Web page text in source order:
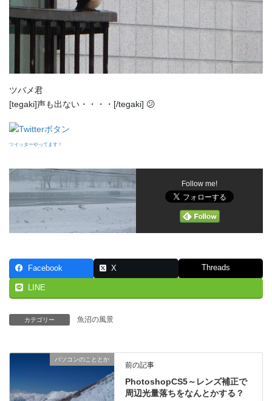
ツバメ君
[tegaki]声も出ない・・・・[/tegaki] 😕
ツイッターやってます！
Follow me!
Facebook X Threads
LINE
カテゴリー 魚沼の風景
パソコンのこととか
前の記事
PhotoshopCS5～レンズ補正で
周辺光量落ちをなんとかする？